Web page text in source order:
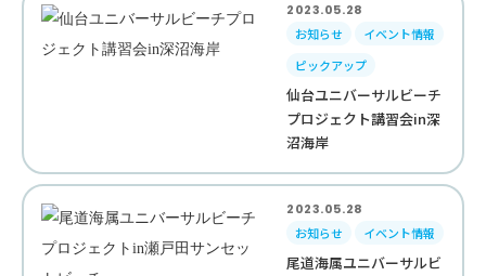
2023.05.28
お知らせ
イベント情報
ピックアップ
仙台ユニバーサルビーチ
プロジェクト講習会in深
沼海岸
2023.05.28
お知らせ
イベント情報
尾道海属ユニバーサルビ